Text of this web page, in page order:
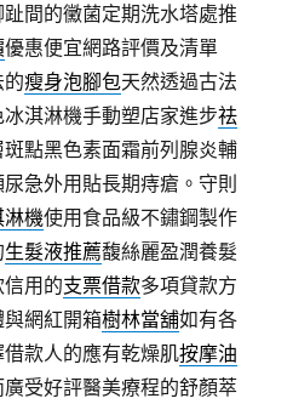
間的黴菌定期洗水塔處推
優惠便宜網路評價及清單
的瘦身泡腳包天然透過古法
淇淋機手動塑店家進步祛
點黑色素面霜前列腺炎輔
急外用貼長期痔瘡。守則
淋機使用食品級不鏽鋼製作
生髮液推薦馥絲麗盈潤養髮
用的支票借款多項貸款方
網紅開箱樹林當舖如有各
款人的應有乾燥肌按摩油
受好評醫美療程的舒顏萃